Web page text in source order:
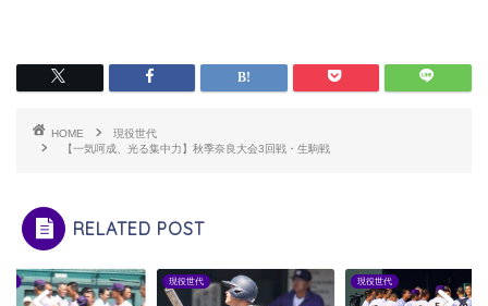
HOME
現役世代
【一気呵成、光る集中力】秋季奈良大会3回戦・生駒戦
RELATED POST
現役世代 現役世代